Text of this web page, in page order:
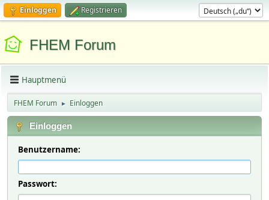
Einloggen Registrieren
FHEM Forum
Hauptmenü
FHEM Forum ► Einloggen
Einloggen
Benutzername:
Passwort: